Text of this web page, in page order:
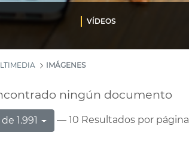
VÍDEOS
IMÁGENES
ningún documento
1.991 — 10 Resultados por página